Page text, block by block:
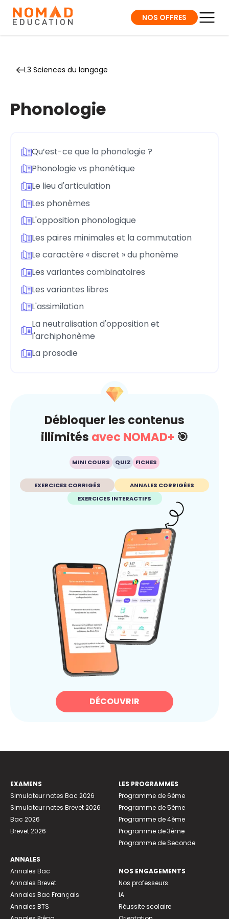
NOS OFFRES
L3 Sciences du langage
Phonologie
Qu’est-ce que la phonologie ?
Phonologie vs phonétique
Le lieu d'articulation
Les phonèmes
L'opposition phonologique
Les paires minimales et la commutation
Le caractère « discret » du phonème
Les variantes combinatoires
Les variantes libres
L'assimilation
La neutralisation d'opposition et
l'archiphonème
La prosodie
Débloquer les contenus
illimités avec NOMAD+ 🎯
MINI COURS QUIZ FICHES
EXERCICES CORRIGÉS
ANNALES CORRIGÉES
EXERCICES INTERACTIFS
DÉCOUVRIR
EXAMENS
Simulateur notes Bac 2026
Simulateur notes Brevet 2026
Bac 2026
Brevet 2026
ANNALES
Annales Bac
Annales Brevet
Annales Bac Français
Annales BTS
LES PROGRAMMES
Programme de 6ème
Programme de 5ème
Programme de 4ème
Programme de 3ème
Programme de Seconde
NOS ENGAGEMENTS
Nos professeurs
IA
Réussite scolaire